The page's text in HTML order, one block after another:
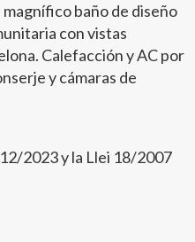
baño de diseño
con vistas
Calefacción y AC por
y cámaras de
2023 y la Llei 18/2007